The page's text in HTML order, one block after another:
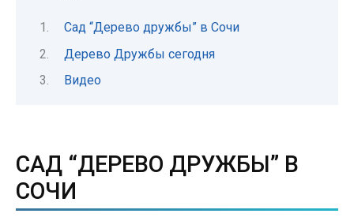
Сад “Дерево дружбы” в Сочи
Дерево Дружбы сегодня
Видео
САД “ДЕРЕВО ДРУЖБЫ” В
СОЧИ